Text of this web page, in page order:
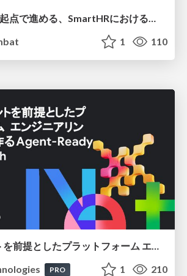
1 110
AIエージェントを前提としたプラットフォーム エンジニアリング：GKEで作るAgent-Ready Golden Path
PRO 1 210